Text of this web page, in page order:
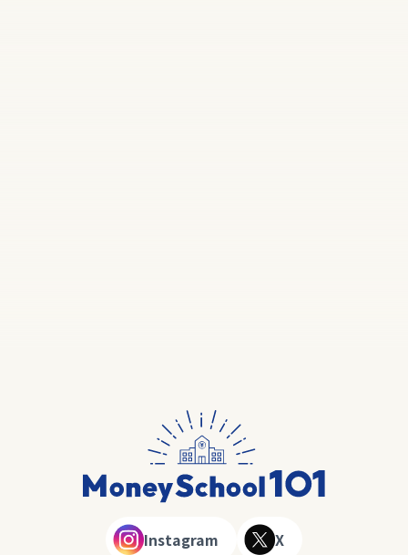
Instagram X